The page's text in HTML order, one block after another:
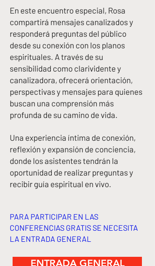
En este encuentro especial, Rosa
compartirá mensajes canalizados y
responderá preguntas del público
desde su conexión con los planos
espirituales. A través de su
sensibilidad como clarividente y
canalizadora, ofrecerá orientación,
perspectivas y mensajes para quienes
buscan una comprensión más
profunda de su camino de vida.
Una experiencia íntima de conexión,
reflexión y expansión de conciencia,
donde los asistentes tendrán la
oportunidad de realizar preguntas y
recibir guía espiritual en vivo.
PARA PARTICIPAR EN LAS
CONFERENCIAS GRATIS SE NECESITA
LA ENTRADA GENERAL
ENTRADA GENERAL